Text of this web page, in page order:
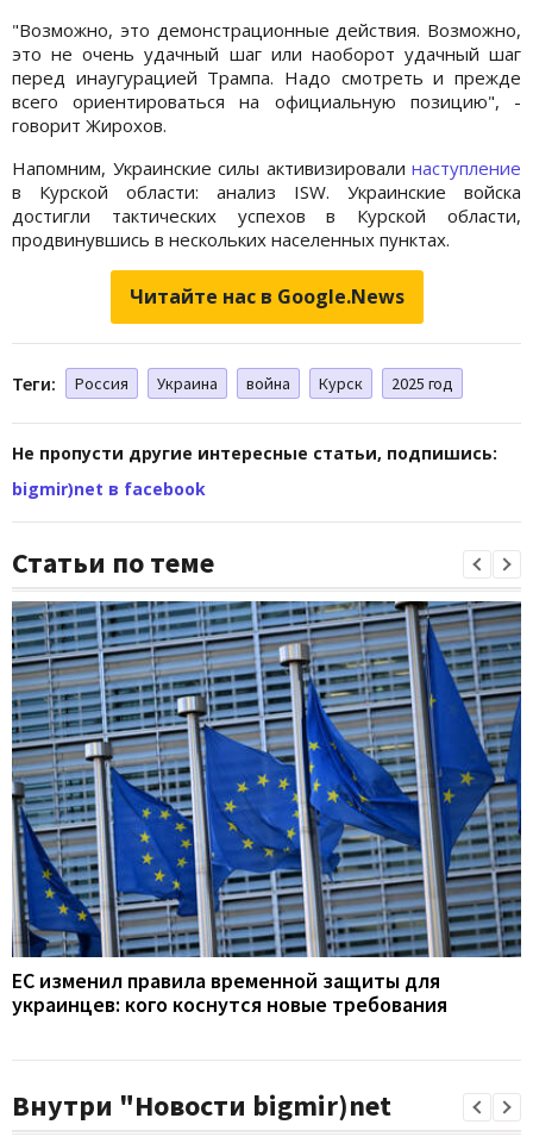
"Возможно, это демонстрационные действия. Возможно,
это не очень удачный шаг или наоборот удачный шаг
перед инаугурацией Трампа. Надо смотреть и прежде
всего ориентироваться на официальную позицию", -
говорит Жирохов.
Напомним, Украинские силы активизировали наступление
в Курской области: анализ ISW. Украинские войска
достигли тактических успехов в Курской области,
продвинувшись в нескольких населенных пунктах.
Читайте нас в Google.News
Теги: Россия Украина война Курск 2025 год
Не пропусти другие интересные статьи, подпишись:
bigmir)net в facebook
Статьи по теме
ЕС изменил правила временной защиты для
украинцев: кого коснутся новые требования
Внутри "Новости bigmir)net